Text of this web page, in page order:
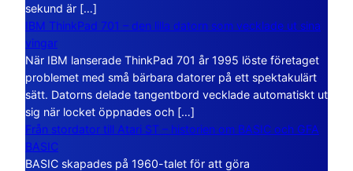
sekund är […]
IBM ThinkPad 701 – den lilla datorn som vecklade ut sina
vingar
När IBM lanserade ThinkPad 701 år 1995 löste företaget
problemet med små bärbara datorer på ett spektakulärt
sätt. Datorns delade tangentbord vecklade automatiskt ut
sig när locket öppnades och […]
Från stordator till Atari ST – historien om BASIC och GFA
BASIC
BASIC skapades på 1960-talet för att göra